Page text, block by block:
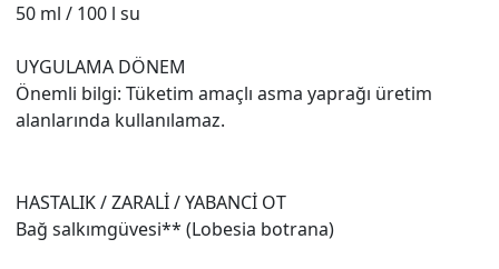
50 ml / 100 l su
UYGULAMA DÖNEM
Önemli bilgi: Tüketim amaçlı asma yaprağı üretim
alanlarında kullanılamaz.
HASTALIK / ZARALİ / YABANCİ OT
Bağ salkımgüvesi** (Lobesia botrana)